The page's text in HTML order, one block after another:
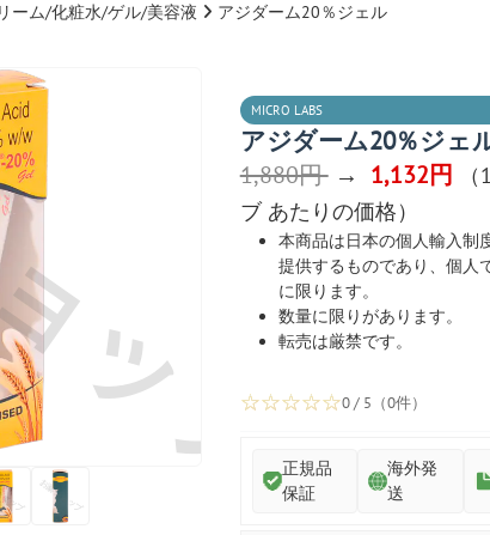
ーム/化粧水/ゲル/美容液 アジダーム20％ジェル
ップ
ップ お薬ショップ
MICRO LABS
アジダーム20％ジェ
1,880円 → 1,132円
ブ あたりの価格）
本商品は日本の個人輸入制
提供するものであり、個人
に限ります。
数量に限りがあります。
転売は厳禁です。
☆☆☆☆☆0 / 5（0件）
正規品
保証
海外発
送